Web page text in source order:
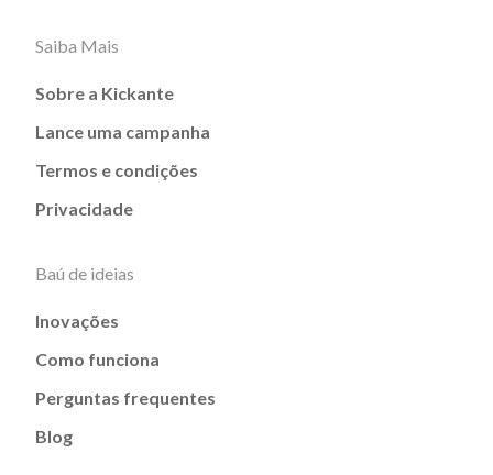
Saiba Mais
Sobre a Kickante
Lance uma campanha
Termos e condições
Privacidade
Baú de ideias
Inovações
Como funciona
Perguntas frequentes
Blog